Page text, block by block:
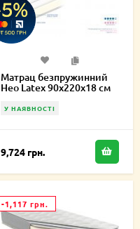
Матрац безпружинний
Нео Latex 90х220х18 см
У НАЯВНОСТІ
9,724 грн.
-1,117 грн.